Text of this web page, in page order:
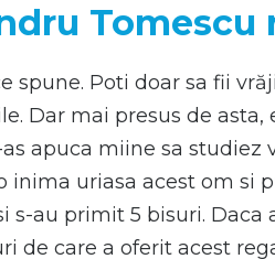
Tomescu
spune. Poti doar sa fii
Dar mai presus de asta,
apuca miine sa
inima uriasa acest om si
s-au primit 5 bisuri.
de care a oferit acest